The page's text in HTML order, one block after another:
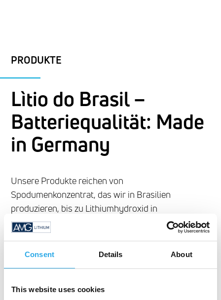
Consent Details About
This website uses cookies
PRODUKTE
Lìtio do Brasil –
Batteriequalität: Made
in Germany
Unsere Produkte reichen von
Spodumenkonzentrat, das wir in Brasilien
produzieren, bis zu Lithiumhydroxid in
Batteriequalität und sulfidischen Materialien, die in
Deutschland hergestellt werden, um den
wachsenden europäischen Batteriemarkt zu